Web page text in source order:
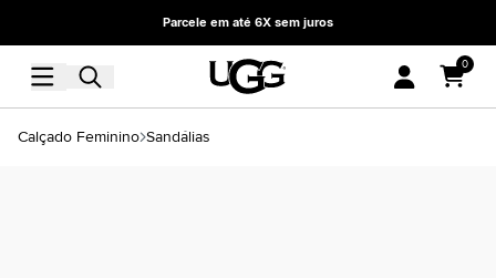
Parcele em até 6X sem juros
0
Calçado Feminino Sandálias